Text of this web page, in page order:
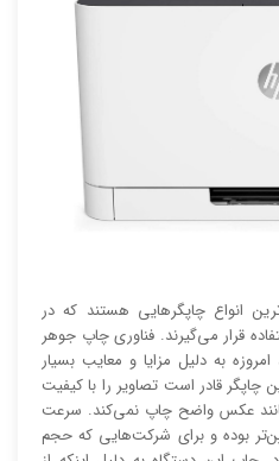
انواع چاپگر‌هایی هستند که در
قرار می‌گیرند. فناوری چاپ جوهر
توسعه یافت، امروزه به دلیل مزایا و معایب بسیار
چاپگر قادر است تصاویر را با کیفیت
مانند عکس واضح چاپ نمی‌کند. سرعت
بوده و برای شرکت‌هایی که حجم